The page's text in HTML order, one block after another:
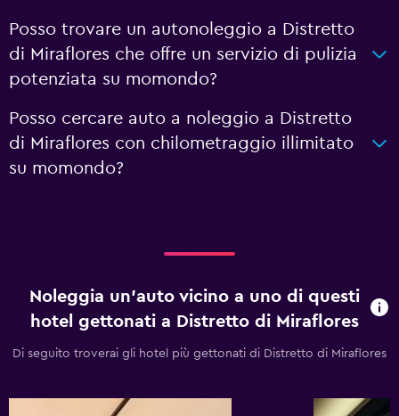
Posso trovare un autonoleggio a Distretto
di Miraflores che offre un servizio di pulizia
potenziata su momondo?
Posso cercare auto a noleggio a Distretto
di Miraflores con chilometraggio illimitato
su momondo?
Noleggia un'auto vicino a uno di questi
hotel gettonati a Distretto di Miraflores
Di seguito troverai gli hotel più gettonati di Distretto di Miraflores